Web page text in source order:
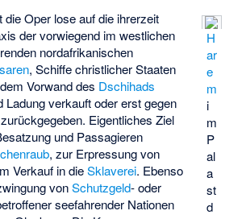
H
ar
e
m
i
m
P
al
a
st
d
die Oper lose auf die ihrerzeit
der vorwiegend im westlichen
nordafrikanischen
, Schiffe christlicher Staaten
Vorwand des Dschihads
Ladung verkauft oder erst gegen
Eigentliches Ziel
und Passagieren
, zur Erpressung von
Verkauf in dieSklaverei. Ebenso
vonSchutzgeld- oder
seefahrender Nationen